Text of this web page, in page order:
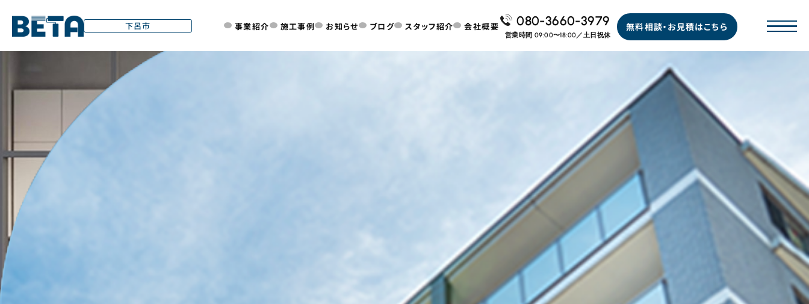
を
下呂市 事業紹介 施工事例 お知らせ ブログ スタッフ紹介 会社概要 080-3660-3979
営業時間 09:00〜18:00／土日祝休
無料相談・お見積はこちら
..
.
.
.
.
.